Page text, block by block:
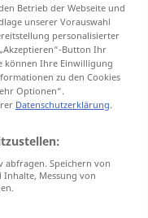
Betrieb der Webseite und
unserer Vorauswahl
personalisierter
Button Ihr
können Ihre Einwilligung
zu den Cookies
Optionen“.
Datenschutzerklärung.
abfragen. Speichern von
Messung von